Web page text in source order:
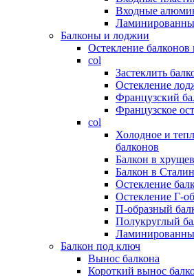
Входные
Балконы и лоджии
Остекление
col
Застеклить
Остекление
Французский
Французское
col
Холодное и
балконов
Балкон в
Балкон в
Остекление
Остекление Г-
П-образный
Полукруглый
Балкон под ключ
Вынос балкона
Короткий вынос